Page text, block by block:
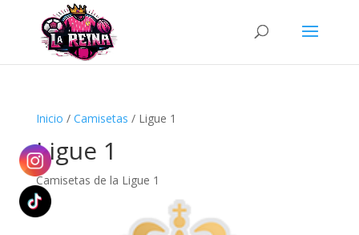
Búsqueda
productos
Inicio / Camisetas / Ligue 1
Ligue 1
Camisetas de la Ligue 1